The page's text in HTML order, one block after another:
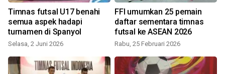
Timnas futsal U17 benahi
semua aspek hadapi
turnamen di Spanyol
Selasa, 2 Juni 2026
FFI umumkan 25 pemain
daftar sementara timnas
futsal ke ASEAN 2026
Rabu, 25 Februari 2026